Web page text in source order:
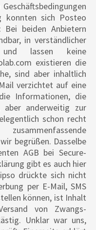
konnten sich Posteo
Bei beiden Anbietern
in verständlicher
und lassen keine
existieren die
sind aber inhaltlich
verzichtet auf eine
Informationen, die
aber anderweitig zur
schon recht
begrüßen. Dasselbe
AGB bei Secure-
gibt es auch hier
drückte sich nicht
per E-Mail, SMS
können, ist Inhalt
von Zwangs-
Unklar war uns,